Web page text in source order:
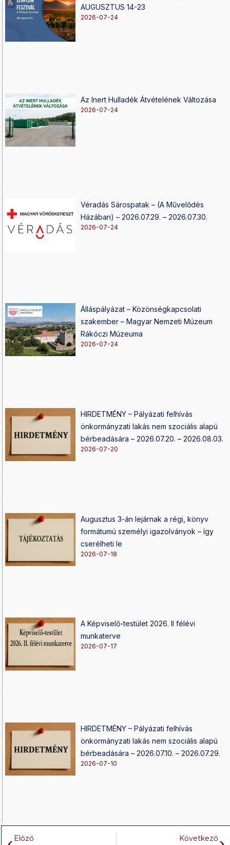
AUGUSZTUS 14-23
2026-07-24
Az Inert Hulladék Átvételének Változása
2026-07-24
Véradás Sárospatak – (A Művelődés
Házában) – 2026.07.29. – 2026.07.30.
2026-07-24
Álláspályázat – Közönségkapcsolati
szakember – Magyar Nemzeti Múzeum
Rákóczi Múzeuma
2026-07-24
HIRDETMÉNY – Pályázati felhívás
önkormányzati lakás nem szociális alapú
bérbeadására – 2026.07.20. – 2026.08.03.
2026-07-20
Augusztus 3-án lejárnak a régi, könyv
formátumú személyi igazolványok – így
cserélheti le
2026-07-18
A Képviselő-testület 2026. II félévi
munkaterve
2026-07-17
HIRDETMÉNY – Pályázati felhívás
önkormányzati lakás nem szociális alapú
bérbeadására – 2026.07.10. – 2026.07.29.
2026-07-10
Előző Következő